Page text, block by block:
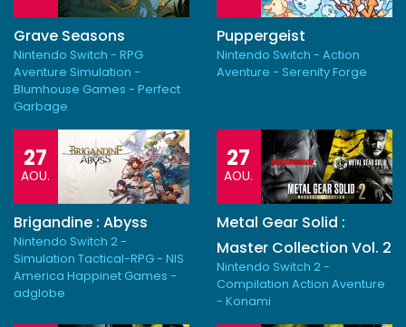
Grave Seasons
Nintendo Switch - RPG
Aventure Simulation -
Blumhouse Games - Perfect
Garbage
Puppergeist
Nintendo Switch - Action
Aventure - Serenity Forge
27
AOU.
Brigandine : Abyss
Nintendo Switch 2 -
Simulation Tactical-RPG - NIS
America Happinet Games -
adglobe
27
AOU.
Metal Gear Solid :
Master Collection Vol. 2
Nintendo Switch 2 -
Compilation Action Aventure
- Konami